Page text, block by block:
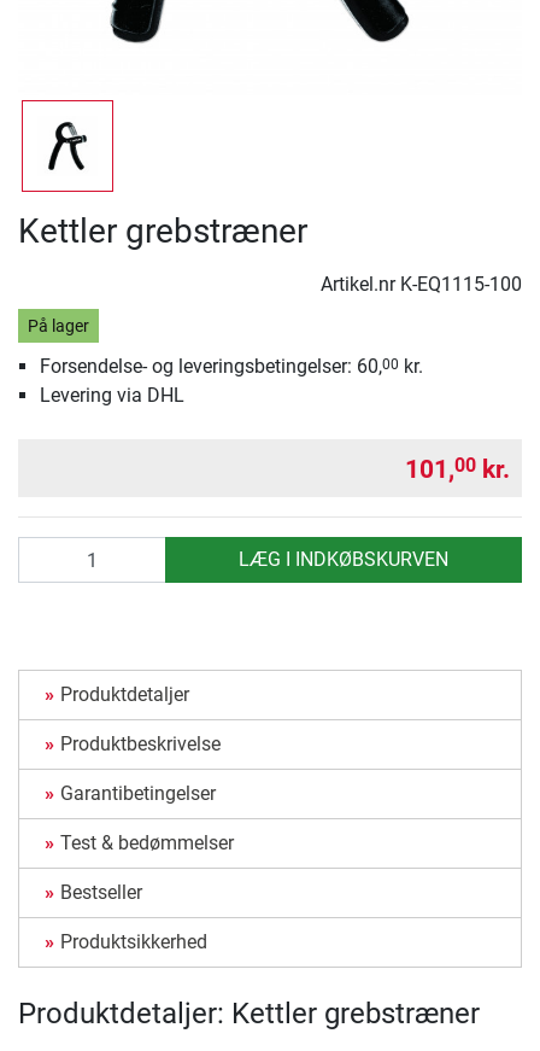
Kettler grebstræner
Artikel.nr K-EQ1115-100
På lager
Forsendelse- og leveringsbetingelser: 60,00 kr.
Levering via DHL
101,00 kr.
LÆG I INDKØBSKURVEN
Produktdetaljer
Produktbeskrivelse
Garantibetingelser
Test & bedømmelser
Bestseller
Produktsikkerhed
Produktdetaljer: Kettler grebstræner